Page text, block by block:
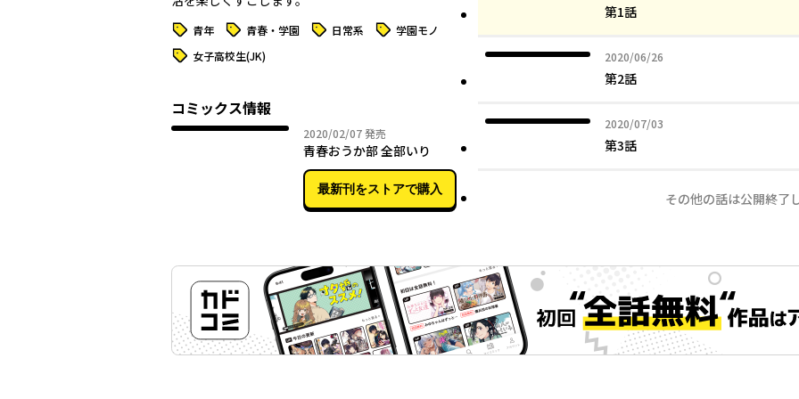
タグ 青年 タグ 青春・学園 タグ 日常系 タグ 学園モノ
タグ 女子高校生(JK)
コミックス情報
2020/02/072020年02月07日
発売
青春おうか部 全部いり
最新刊をストアで購入
第1話
2020/06/26
2020年06月26日
第2話
2020/07/03
2020年07月03日
第3話
その他の話は公開終了